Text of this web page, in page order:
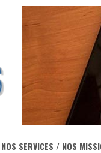
NOS SERVICES / NOS